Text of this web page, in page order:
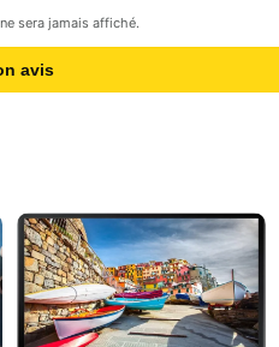
sera jamais affiché.
avis